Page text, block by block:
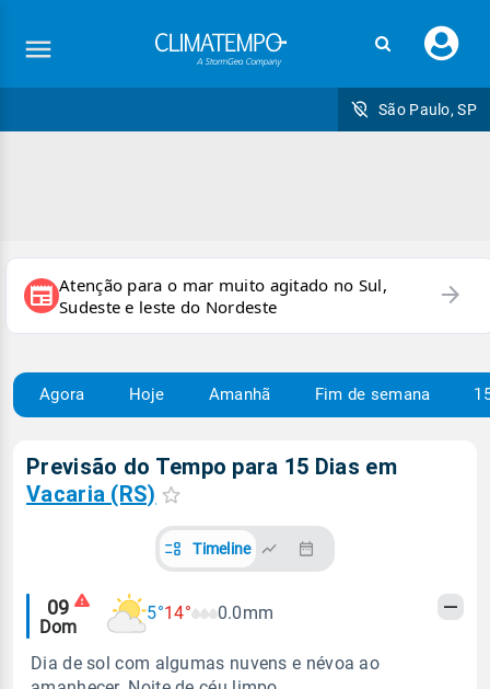
seu
São Paulo, SP
newspaper Atenção para o mar muito agitado no Sul,
Sudeste e leste do Nordeste
arrow_forward
Agora Hoje Amanhã Fim de semana
Previsão do Tempo para 15 Dias em
Vacaria (RS)
Timeline
Alertas
meteorológicos
09
Dom
5°14° 0.0mm
Dia de sol com algumas nuvens e névoa ao